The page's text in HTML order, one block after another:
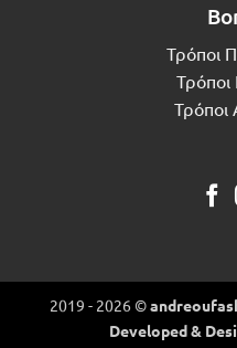
Τρόποι
Τρόποι
2019 - 2026 ©
Developed &